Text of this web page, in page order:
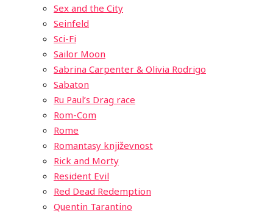
Sex and the City
Seinfeld
Sci-Fi
Sailor Moon
Sabrina Carpenter & Olivia Rodrigo
Sabaton
Ru Paul’s Drag race
Rom-Com
Rome
Romantasy književnost
Rick and Morty
Resident Evil
Red Dead Redemption
Quentin Tarantino